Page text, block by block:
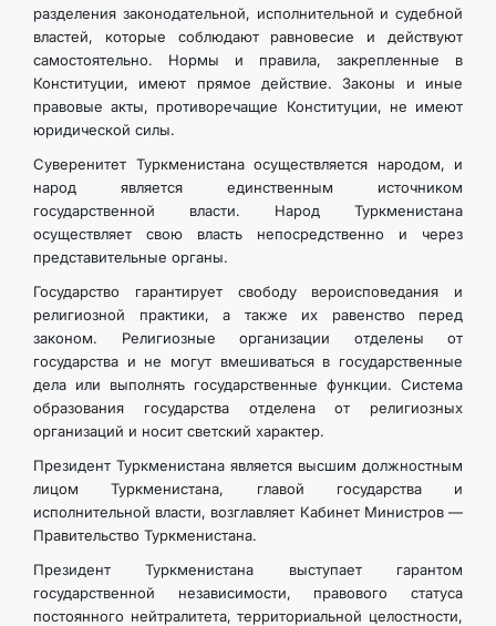
разделения законодательной, исполнительной и судебной
властей, которые соблюдают равновесие и действуют
самостоятельно. Нормы и правила, закрепленные в
Конституции, имеют прямое действие. Законы и иные
правовые акты, противоречащие Конституции, не имеют
юридической силы.
Суверенитет Туркменистана осуществляется народом, и
народ является единственным источником
государственной власти. Народ Туркменистана
осуществляет свою власть непосредственно и через
представительные органы.
Государство гарантирует свободу вероисповедания и
религиозной практики, а также их равенство перед
законом. Религиозные организации отделены от
государства и не могут вмешиваться в государственные
дела или выполнять государственные функции. Система
образования государства отделена от религиозных
организаций и носит светский характер.
Президент Туркменистана является высшим должностным
лицом Туркменистана, главой государства и
исполнительной власти, возглавляет Кабинет Министров —
Правительство Туркменистана.
Президент Туркменистана выступает гарантом
государственной независимости, правового статуса
постоянного нейтралитета, территориальной целостности,